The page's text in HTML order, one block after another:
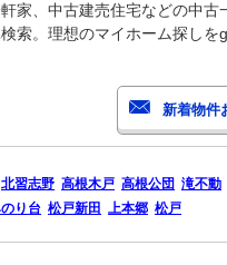
家、中古建売住宅などの中古
索。理想のマイホーム探しを
北習志野 高根木戸 高根公団 滝不動
り台 松戸新田 上本郷 松戸